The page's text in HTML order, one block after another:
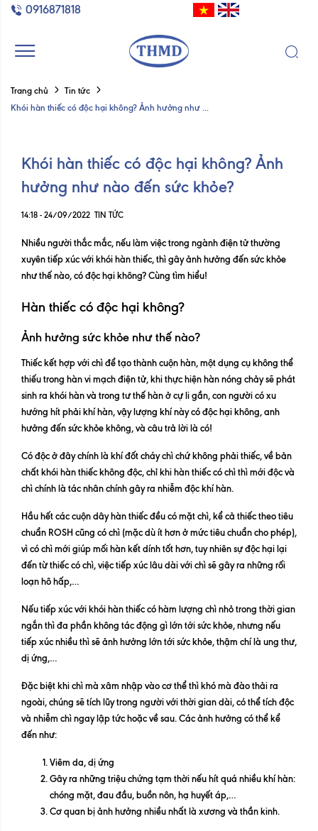
0916871818
Trang chủ
Tin tức
Khói hàn thiếc có độc hại không? Ảnh hưởng như ...
Khói hàn thiếc có độc hại không? Ảnh
hưởng như nào đến sức khỏe?
14:18 - 24/09/2022 TIN TỨC
Nhiều người thắc mắc, nếu làm việc trong ngành điện tử thường
xuyên tiếp xúc với khói hàn thiếc, thì gây ảnh hưởng đến sức khỏe
như thế nào, có độc hại không? Cùng tìm hiểu!
Hàn thiếc có độc hại không?
Ảnh hưởng sức khỏe như thế nào?
Thiếc kết hợp với chì để tạo thành cuộn hàn, một dụng cụ không thể
thiếu trong hàn vi mạch điện tử, khi thực hiện hàn nóng chảy sẽ phát
sinh ra khói hàn và trong tư thế hàn ở cự li gần, con người có xu
hướng hít phải khí hàn, vậy lượng khí này có độc hại không, anh
hưởng đến sức khỏe không, và câu trả lời là có!
Có độc ở đây chính là khí đốt cháy chì chứ không phải thiếc, về bản
chất khói hàn thiếc không độc, chỉ khi hàn thiếc có chì thì mới độc và
chì chính là tác nhân chính gây ra nhiễm độc khí hàn.
Hầu hết các cuộn dây hàn thiếc đều có mặt chì, kể cả thiếc theo tiêu
chuẩn ROSH cũng có chì (mặc dù ít hơn ở mức tiêu chuẩn cho phép),
vì có chì mới giúp mối hàn kết dính tốt hơn, tuy nhiên sự độc hại lại
đến từ thiếc có chì, việc tiếp xúc lâu dài với chì sẽ gây ra những rối
loạn hô hấp,…
Nếu tiếp xúc với khói hàn thiếc có hàm lượng chì nhỏ trong thời gian
ngắn thì đa phần không tác động gì lớn tới sức khỏe, nhưng nếu
tiếp xúc nhiều thì sẽ ảnh hưởng lớn tới sức khỏe, thậm chí là ung thư,
dị ứng,…
Đặc biệt khi chì mà xâm nhập vào cơ thể thì khó mà đào thải ra
ngoài, chúng sẽ tích lũy trong người với thời gian dài, có thể tích độc
và nhiễm chì ngay lập tức hoặc về sau. Các ảnh hưởng có thể kể
đến như:
Viêm da, dị ứng
Gây ra những triệu chứng tạm thời nếu hít quá nhiều khí hàn:
chóng mặt, đau đầu, buồn nôn, hạ huyết áp,…
Cơ quan bị ảnh hưởng nhiều nhất là xương và thần kinh.